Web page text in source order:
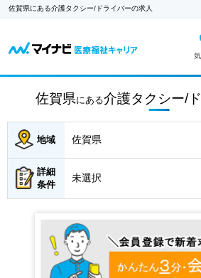
佐賀県にある介護タクシー/ドライバーの求人
佐賀県にある介護タクシー/
地域 佐賀県
詳細
条件
未選択